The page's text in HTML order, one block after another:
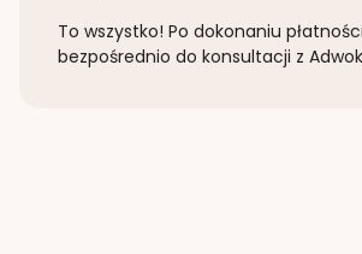
To wszystko! Po dokonaniu
bezpośrednio do konsultacji z